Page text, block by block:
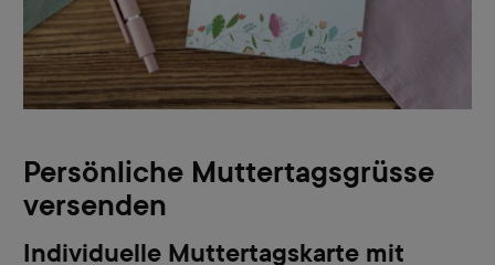
Persönliche Muttertagsgrüsse
versenden
Individuelle Muttertagskarte mit